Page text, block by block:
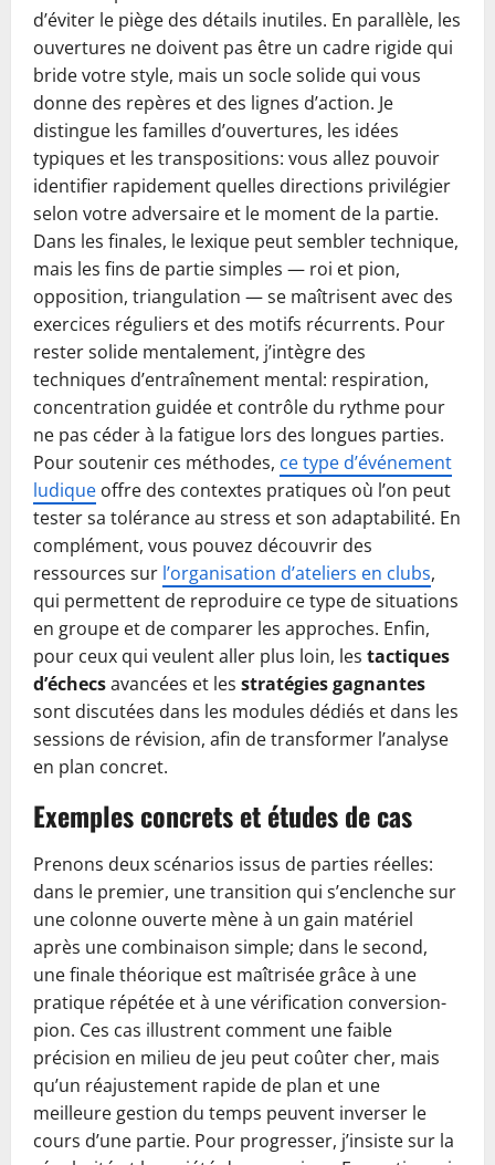
d’éviter le piège des détails inutiles. En parallèle, les
ouvertures ne doivent pas être un cadre rigide qui
bride votre style, mais un socle solide qui vous
donne des repères et des lignes d’action. Je
distingue les familles d’ouvertures, les idées
typiques et les transpositions: vous allez pouvoir
identifier rapidement quelles directions privilégier
selon votre adversaire et le moment de la partie.
Dans les finales, le lexique peut sembler technique,
mais les fins de partie simples — roi et pion,
opposition, triangulation — se maîtrisent avec des
exercices réguliers et des motifs récurrents. Pour
rester solide mentalement, j’intègre des
techniques d’entraînement mental: respiration,
concentration guidée et contrôle du rythme pour
ne pas céder à la fatigue lors des longues parties.
Pour soutenir ces méthodes, ce type d’événement
ludique offre des contextes pratiques où l’on peut
tester sa tolérance au stress et son adaptabilité. En
complément, vous pouvez découvrir des
ressources sur l’organisation d’ateliers en clubs,
qui permettent de reproduire ce type de situations
en groupe et de comparer les approches. Enfin,
pour ceux qui veulent aller plus loin, les tactiques
d’échecsavancées et les stratégies gagnantes
sont discutées dans les modules dédiés et dans les
sessions de révision, afin de transformer l’analyse
en plan concret.
Exemples concrets et études de cas
Prenons deux scénarios issus de parties réelles:
dans le premier, une transition qui s’enclenche sur
une colonne ouverte mène à un gain matériel
après une combinaison simple; dans le second,
une finale théorique est maîtrisée grâce à une
pratique répétée et à une vérification conversion-
pion. Ces cas illustrent comment une faible
précision en milieu de jeu peut coûter cher, mais
qu’un réajustement rapide de plan et une
meilleure gestion du temps peuvent inverser le
cours d’une partie. Pour progresser, j’insiste sur la